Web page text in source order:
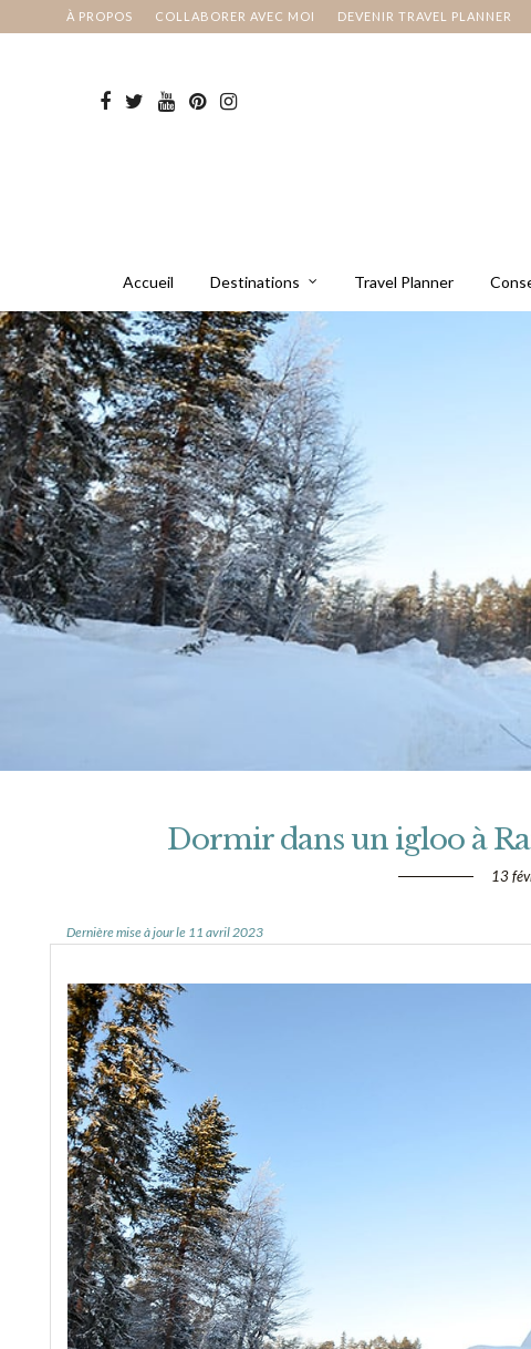
À PROPOS COLLABORER AVEC MOI DEVENIR TRAVEL PLANNER
Accueil Destinations Travel Planner
Dormir dans un igloo à
13
Dernière mise à jour le 11 avril 2023